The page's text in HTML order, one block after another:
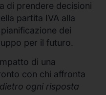
di prendere decisioni
partita IVA alla
dei
per il futuro.
di una
con chi affronta
dietro ogni risposta